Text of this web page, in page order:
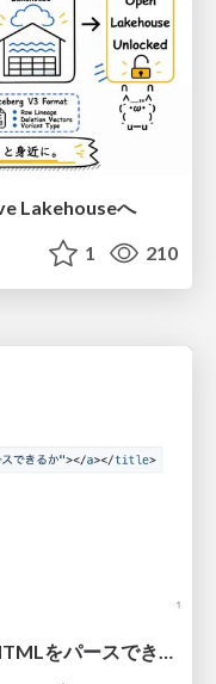
Lakehouseへ
1 210
<title><a id="</title>君はこのHTMLをパースできるか"></a></title> #雑LT_study